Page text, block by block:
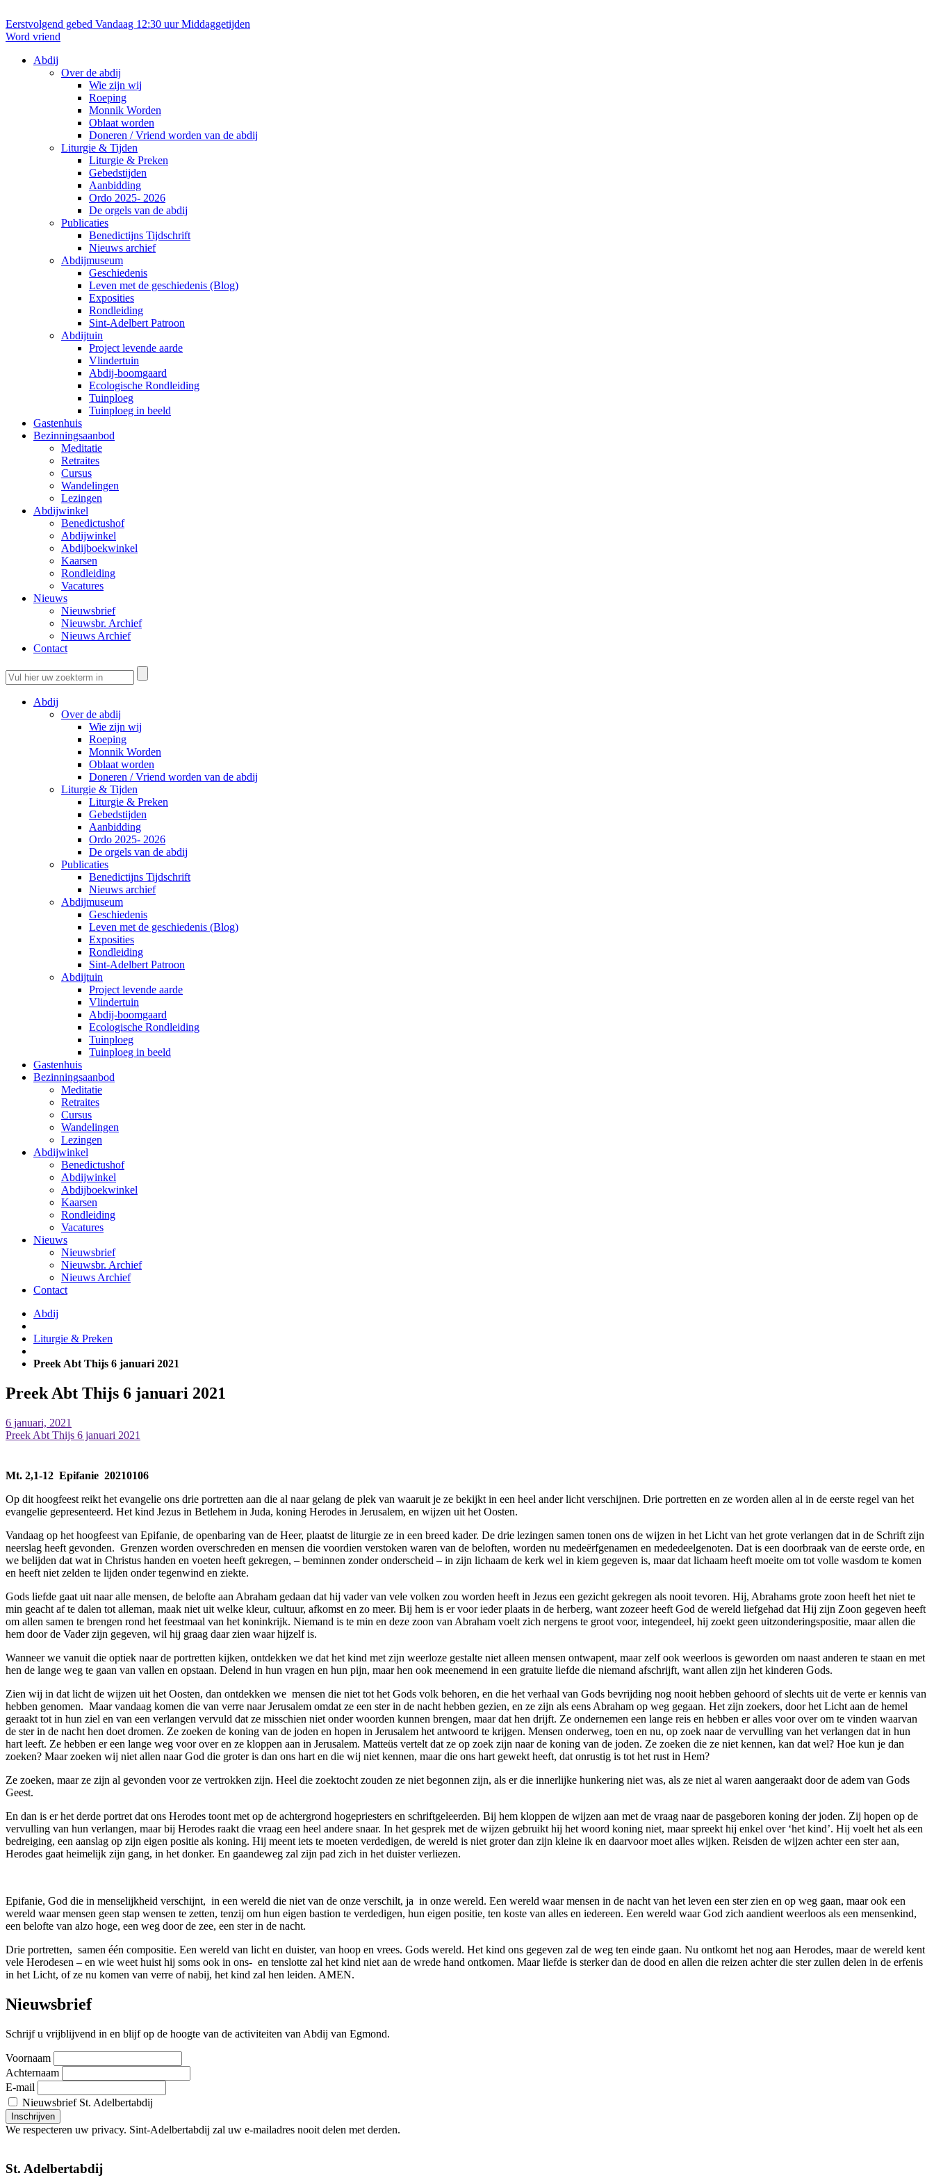
Eerstvolgend gebed Vandaag 12:30 uur Middaggetijden
Word vriend
Abdij
Over de abdij
Wie zijn wij
Roeping
Monnik Worden
Oblaat worden
Doneren / Vriend worden van de abdij
Liturgie & Tijden
Liturgie & Preken
Gebedstijden
Aanbidding
Ordo 2025- 2026
De orgels van de abdij
Publicaties
Benedictijns Tijdschrift
Nieuws archief
Abdijmuseum
Geschiedenis
Leven met de geschiedenis (Blog)
Exposities
Rondleiding
Sint-Adelbert Patroon
Abdijtuin
Project levende aarde
Vlindertuin
Abdij-boomgaard
Ecologische Rondleiding
Tuinploeg
Tuinploeg in beeld
Gastenhuis
Bezinningsaanbod
Meditatie
Retraites
Cursus
Wandelingen
Lezingen
Abdijwinkel
Benedictushof
Abdijwinkel
Abdijboekwinkel
Kaarsen
Rondleiding
Vacatures
Nieuws
Nieuwsbrief
Nieuwsbr. Archief
Nieuws Archief
Contact
Abdij
Over de abdij
Wie zijn wij
Roeping
Monnik Worden
Oblaat worden
Doneren / Vriend worden van de abdij
Liturgie & Tijden
Liturgie & Preken
Gebedstijden
Aanbidding
Ordo 2025- 2026
De orgels van de abdij
Publicaties
Benedictijns Tijdschrift
Nieuws archief
Abdijmuseum
Geschiedenis
Leven met de geschiedenis (Blog)
Exposities
Rondleiding
Sint-Adelbert Patroon
Abdijtuin
Project levende aarde
Vlindertuin
Abdij-boomgaard
Ecologische Rondleiding
Tuinploeg
Tuinploeg in beeld
Gastenhuis
Bezinningsaanbod
Meditatie
Retraites
Cursus
Wandelingen
Lezingen
Abdijwinkel
Benedictushof
Abdijwinkel
Abdijboekwinkel
Kaarsen
Rondleiding
Vacatures
Nieuws
Nieuwsbrief
Nieuwsbr. Archief
Nieuws Archief
Contact
Abdij
Liturgie & Preken
Preek Abt Thijs 6 januari 2021
Preek Abt Thijs 6 januari 2021
6 januari, 2021
Preek Abt Thijs 6 januari 2021
Mt. 2,1-12 Epifanie 20210106
Op dit hoogfeest reikt het evangelie ons drie portretten aan die al naar gelang de plek van waaruit je ze bekijkt in een heel ander licht verschijnen. Drie portretten en ze worden allen al in de eerste regel van het
evangelie gepresenteerd. Het kind Jezus in Betlehem in Juda, koning Herodes in Jerusalem, en wijzen uit het Oosten.
Vandaag op het hoogfeest van Epifanie, de openbaring van de Heer, plaatst de liturgie ze in een breed kader. De drie lezingen samen tonen ons de wijzen in het Licht van het grote verlangen dat in de Schrift zijn
neerslag heeft gevonden. Grenzen worden overschreden en mensen die voordien verstoken waren van de beloften, worden nu medeërfgenamen en mededeelgenoten. Dat is een doorbraak van de eerste orde, en
we belijden dat wat in Christus handen en voeten heeft gekregen, – beminnen zonder onderscheid – in zijn lichaam de kerk wel in kiem gegeven is, maar dat lichaam heeft moeite om tot volle wasdom te komen
en heeft niet zelden te lijden onder tegenwind en ziekte.
Gods liefde gaat uit naar alle mensen, de belofte aan Abraham gedaan dat hij vader van vele volken zou worden heeft in Jezus een gezicht gekregen als nooit tevoren. Hij, Abrahams grote zoon heeft het niet te
min geacht af te dalen tot alleman, maak niet uit welke kleur, cultuur, afkomst en zo meer. Bij hem is er voor ieder plaats in de herberg, want zozeer heeft God de wereld liefgehad dat Hij zijn Zoon gegeven heeft
om allen samen te brengen rond het feestmaal van het koninkrijk. Niemand is te min en deze zoon van Abraham voelt zich nergens te groot voor, integendeel, hij zoekt geen uitzonderingspositie, maar allen die
hem door de Vader zijn gegeven, wil hij graag daar zien waar hijzelf is.
Wanneer we vanuit die optiek naar de portretten kijken, ontdekken we dat het kind met zijn weerloze gestalte niet alleen mensen ontwapent, maar zelf ook weerloos is geworden om naast anderen te staan en met
hen de lange weg te gaan van vallen en opstaan. Delend in hun vragen en hun pijn, maar hen ook meenemend in een gratuite liefde die niemand afschrijft, want allen zijn het kinderen Gods.
Zien wij in dat licht de wijzen uit het Oosten, dan ontdekken we mensen die niet tot het Gods volk behoren, en die het verhaal van Gods bevrijding nog nooit hebben gehoord of slechts uit de verte er kennis van
hebben genomen. Maar vandaag komen die van verre naar Jerusalem omdat ze een ster in de nacht hebben gezien, en ze zijn als eens Abraham op weg gegaan. Het zijn zoekers, door het Licht aan de hemel
geraakt tot in hun ziel en van een verlangen vervuld dat ze misschien niet onder woorden kunnen brengen, maar dat hen drijft. Ze ondernemen een lange reis en hebben er alles voor over om te vinden waarvan
de ster in de nacht hen doet dromen. Ze zoeken de koning van de joden en hopen in Jerusalem het antwoord te krijgen. Mensen onderweg, toen en nu, op zoek naar de vervulling van het verlangen dat in hun
hart leeft. Ze hebben er een lange weg voor over en ze kloppen aan in Jerusalem. Matteüs vertelt dat ze op zoek zijn naar de koning van de joden. Ze zoeken die ze niet kennen, kan dat wel? Hoe kun je dan
zoeken? Maar zoeken wij niet allen naar God die groter is dan ons hart en die wij niet kennen, maar die ons hart gewekt heeft, dat onrustig is tot het rust in Hem?
Ze zoeken, maar ze zijn al gevonden voor ze vertrokken zijn. Heel die zoektocht zouden ze niet begonnen zijn, als er die innerlijke hunkering niet was, als ze niet al waren aangeraakt door de adem van Gods
Geest.
En dan is er het derde portret dat ons Herodes toont met op de achtergrond hogepriesters en schriftgeleerden. Bij hem kloppen de wijzen aan met de vraag naar de pasgeboren koning der joden. Zij hopen op de
vervulling van hun verlangen, maar bij Herodes raakt die vraag een heel andere snaar. In het gesprek met de wijzen gebruikt hij het woord koning niet, maar spreekt hij enkel over ‘het kind’. Hij voelt het als een
bedreiging, een aanslag op zijn eigen positie als koning. Hij meent iets te moeten verdedigen, de wereld is niet groter dan zijn kleine ik en daarvoor moet alles wijken. Reisden de wijzen achter een ster aan,
Herodes gaat heimelijk zijn gang, in het donker. En gaandeweg zal zijn pad zich in het duister verliezen.
Epifanie, God die in menselijkheid verschijnt, in een wereld die niet van de onze verschilt, ja in onze wereld. Een wereld waar mensen in de nacht van het leven een ster zien en op weg gaan, maar ook een
wereld waar mensen geen stap wensen te zetten, tenzij om hun eigen bastion te verdedigen, hun eigen positie, ten koste van alles en iedereen. Een wereld waar God zich aandient weerloos als een mensenkind,
een belofte van alzo hoge, een weg door de zee, een ster in de nacht.
Drie portretten, samen één compositie. Een wereld van licht en duister, van hoop en vrees. Gods wereld. Het kind ons gegeven zal de weg ten einde gaan. Nu ontkomt het nog aan Herodes, maar de wereld kent
vele Herodesen – en wie weet huist hij soms ook in ons- en tenslotte zal het kind niet aan de wrede hand ontkomen. Maar liefde is sterker dan de dood en allen die reizen achter die ster zullen delen in de erfenis
in het Licht, of ze nu komen van verre of nabij, het kind zal hen leiden. AMEN.
Nieuwsbrief
Schrijf u vrijblijvend in en blijf op de hoogte van de activiteiten van Abdij van Egmond.
Voornaam
Achternaam
E-mail
Nieuwsbrief St. Adelbertabdij
We respecteren uw privacy. Sint-Adelbertabdij zal uw e-mailadres nooit delen met derden.
St. Adelbertabdij